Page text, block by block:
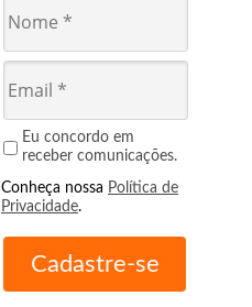
Eu concordo em
receber comunicações.
Conheça nossa Política de
Privacidade.